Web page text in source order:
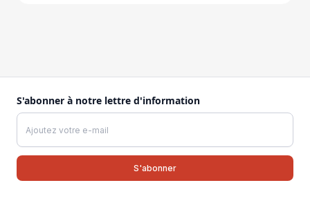
S'abonner à notre lettre d'information